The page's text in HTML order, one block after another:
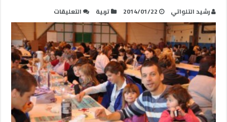
رشيد التلواتي 2014/01/22 تربية التعليقات
هل
يتحمل
الآباء
مسؤولية
الفشل
الدراسي
لأبنائهم
؟
مغلقة